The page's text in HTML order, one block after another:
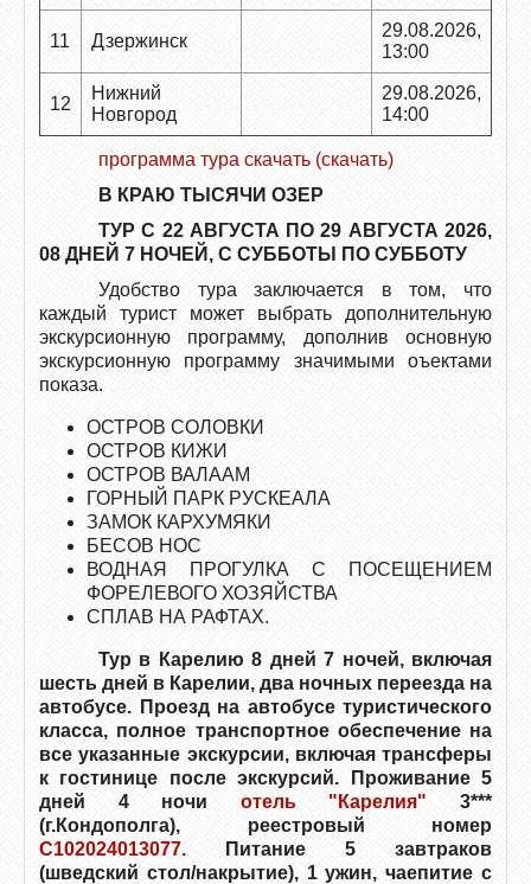
11 Дзержинск
29.08.2026,
13:00
12
Нижний
Новгород
29.08.2026,
14:00
программа тура скачать (скачать)
В КРАЮ ТЫСЯЧИ ОЗЕР
ТУР С 22 АВГУСТА ПО 29 АВГУСТА 2026,
08 ДНЕЙ 7 НОЧЕЙ, С СУББОТЫ ПО СУББОТУ
Удобство тура заключается в том, что
каждый турист может выбрать дополнительную
экскурсионную программу, дополнив основную
экскурсионную программу значимыми оъектами
показа.
ОСТРОВ СОЛОВКИ
ОСТРОВ КИЖИ
ОСТРОВ ВАЛААМ
ГОРНЫЙ ПАРК РУСКЕАЛА
ЗАМОК КАРХУМЯКИ
БЕСОВ НОС
ВОДНАЯ ПРОГУЛКА С ПОСЕЩЕНИЕМ
ФОРЕЛЕВОГО ХОЗЯЙСТВА
СПЛАВ НА РАФТАХ.
Тур в Карелию 8 дней 7 ночей, включая
шесть дней в Карелии, два ночных переезда на
автобусе. Проезд на автобусе туристического
класса, полное транспортное обеспечение на
все указанные экскурсии, включая трансферы
к гостинице после экскурсий. Проживание 5
дней 4 ночи отель "Карелия" 3***
(г.Кондополга), реестровый номер
С102024013077. Питание 5 завтраков
(шведский стол/накрытие), 1 ужин, чаепитие с